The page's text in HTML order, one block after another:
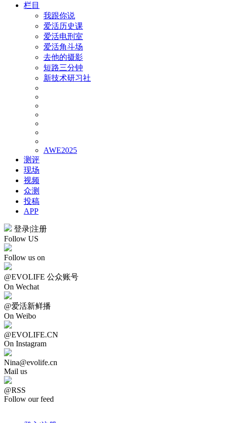
栏目
我跟你说
爱活历史课
爱活电刑室
爱活角斗场
去他的摄影
短路三分钟
新技术研习社
AWE2025
测评
现场
视频
众测
投稿
APP
登录|注册
Follow US
Follow us on
@EVOLIFE 公众账号
On Wechat
@爱活新鲜播
On Weibo
@EVOLIFE.CN
On Instagram
Nina@evolife.cn
Mail us
@RSS
Follow our feed